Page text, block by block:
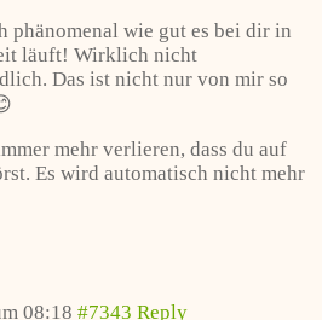
phänomenal wie gut es bei dir in
läuft! Wirklich nicht
Das ist nicht nur von mir so
mehr verlieren, dass du auf
Es wird automatisch nicht mehr
08:18 #7343 Reply